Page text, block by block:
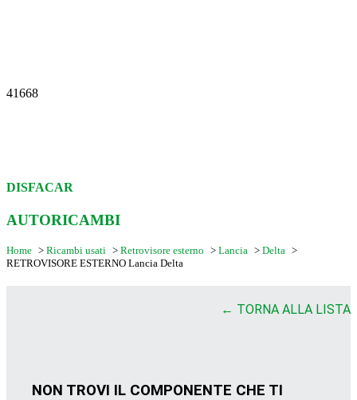
41668
DISFACAR
AUTORICAMBI
Home > Ricambi usati > Retrovisore esterno > Lancia > Delta >
RETROVISORE ESTERNO Lancia Delta
← TORNA ALLA LISTA
NON TROVI IL COMPONENTE CHE TI